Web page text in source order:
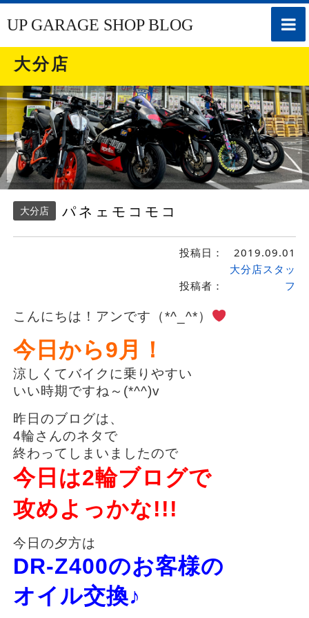
toggle
UP GARAGE SHOP BLOG
大分店
大分店 パネェモコモコ
投稿日： 2019.09.01
投稿者：
大分店スタッ
フ
こんにちは！アンです（*^_^*）
今日から9月！
涼しくてバイクに乗りやすい
いい時期ですね～(*^^)v
昨日のブログは、
4輪さんのネタで
終わってしまいましたので
今日は2輪ブログで
攻めよっかな!!!
今日の夕方は
DR-Z400のお客様の
オイル交換♪